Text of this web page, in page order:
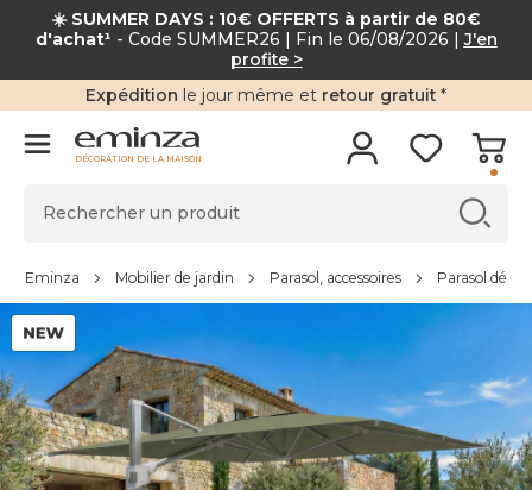
☀️ SUMMER DAYS : 10€ OFFERTS à partir de 80€
d'achat¹ - Code SUMMER26 | Fin le 06/08/2026 |J'en
profite >
Expédition le jour même et retour gratuit *
DÉCORATION DE LA MAISON
Eminza Mobilier de jardin Parasol, accessoires Parasol